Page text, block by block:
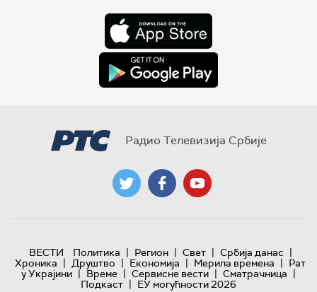
Радио Телевизија Србије
ВЕСТИ Политика | Регион | Свет | Србија данас |
Хроника | Друштво | Економија | Мерила времена | Рат
у Украјини | Време | Сервисне вести | Сматрачница |
Подкаст | ЕУ могућности 2026